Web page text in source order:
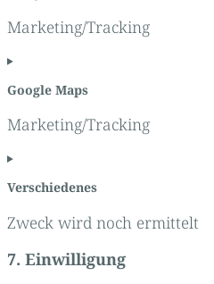
fonts
Marketing/Tracking
Consent
service
recaptcha
Google Maps
Marketing/Tracking
Consent
service
maps
Verschiedenes
Zweck wird noch ermittelt
Consent
to
7. Einwilligung